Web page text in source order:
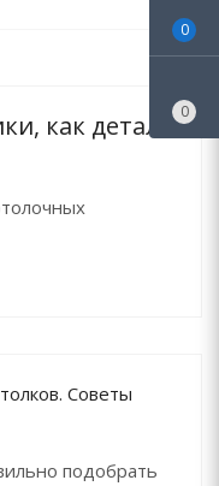
как деталь
Советы
подобрать
0
0